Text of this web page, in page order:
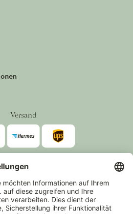
Versand
Zahlarten
Mehrwertsteuer zzgl.Versand